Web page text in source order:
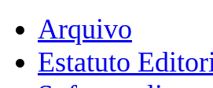
Arquivo
Estatuto